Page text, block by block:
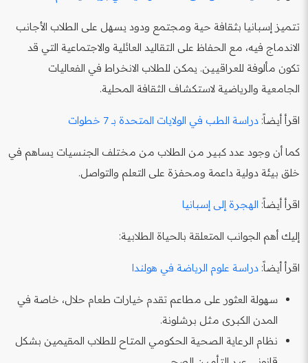
تتميز إسبانيا بثقافة حية ومجتمع ودود يسهل على الطلاب الأجانب
الاندماج فيه، مع الحفاظ على التقاليد العائلية والاجتماعية التي قد
تكون مألوفة للعراقيين. يمكن للطلاب الانخراط في الفعاليات
الجامعية والرياضية لاستكشاف الثقافة المحلية.
اقرأ أيضاً: دراسة الطب في الولايات المتحدة بـ 7 خطوات
كما أن وجود عدد كبير من الطلاب من مختلف الجنسيات يساهم في
خلق بيئة دولية داعمة ومحفزة على التعلم والتواصل.
اقرأ أيضاً: الهجرة إلى إسبانيا
إليك أهم الجوانب المتعلقة بالحياة الطلابية:
اقرأ أيضاً: دراسة علوم الرياضة في هولندا
سهولة العثور على مطاعم تقدم خيارات طعام حلال، خاصة في
المدن الكبرى مثل برشلونة.
نظام الرعاية الصحية الحكومي المتاح للطلاب المقيمين بشكل